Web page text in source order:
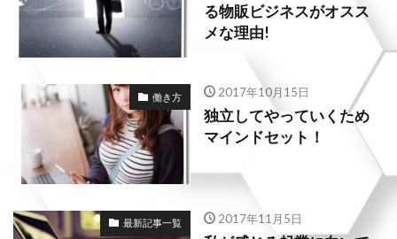
る物販ビジネスがオスス
メな理由!
働き方 2017年10月15日
独立してやっていくため
マインドセット！
最新記事一覧 2017年11月5日